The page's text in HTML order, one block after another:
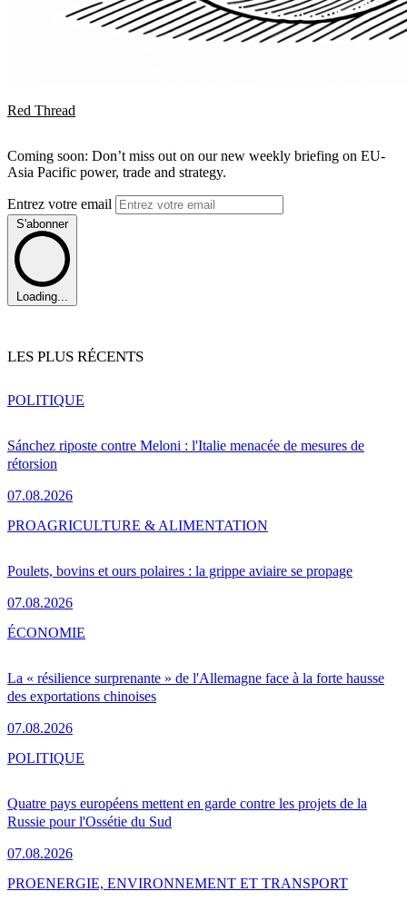
Red Thread
Coming soon: Don’t miss out on our new weekly briefing on EU-
Asia Pacific power, trade and strategy.
Entrez votre email
S'abonner
Loading...
LES PLUS RÉCENTS
Sánchez riposte contre Meloni : l'Italie menacée de mesures de
rétorsion
07.08.2026
POLITIQUE
Poulets, bovins et ours polaires : la grippe aviaire se propage
07.08.2026
PROAGRICULTURE & ALIMENTATION
La « résilience surprenante » de l'Allemagne face à la forte hausse
des exportations chinoises
07.08.2026
ÉCONOMIE
Quatre pays européens mettent en garde contre les projets de la
Russie pour l'Ossétie du Sud
07.08.2026
POLITIQUE
PROENERGIE, ENVIRONNEMENT ET TRANSPORT